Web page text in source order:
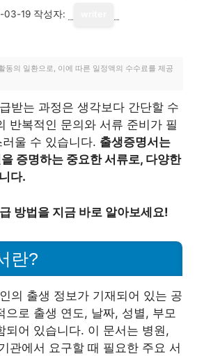
03-19 작성자:
동의 일환으로, 이에 따른 일정액의 수수료를 제공
받는 과정은 생각보다 간단할 수
반복적인 문의와 서류 준비가 필
울 수 있습니다. 출생증명서는
증명하는 중요한 서류로, 다양한
다.
방법을 지금 바로 알아보세요!
란?
의 출생 정보가 기재되어 있는 공
으로 출생 연도, 날짜, 성별, 부모
되어 있습니다. 이 문서는 병원,
관에서 요구할 때 필요한 주요 서